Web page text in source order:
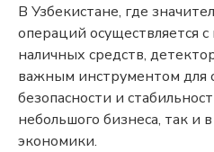
В Узбекистане, где
операций осуществляется
наличных средств,
важным инструментом для
безопасности и
небольшого бизнеса, так и
экономики.